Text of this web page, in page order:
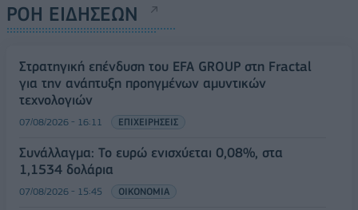
ΡΟΗ ΕΙΔΗΣΕΩΝ
Στρατηγική επένδυση του EFA GROUP στη Fractal
για την ανάπτυξη προηγμένων αμυντικών
τεχνολογιών
07/08/2026 - 16:11 ΕΠΙΧΕΙΡΗΣΕΙΣ
Συνάλλαγμα: Το ευρώ ενισχύεται 0,08%, στα
1,1534 δολάρια
07/08/2026 - 15:45 ΟΙΚΟΝΟΜΙΑ